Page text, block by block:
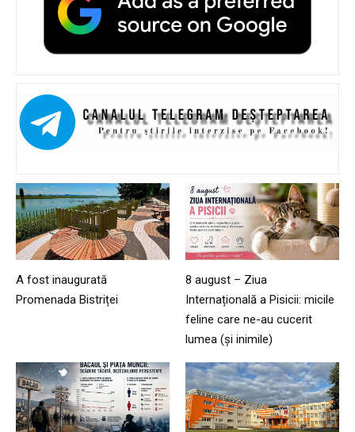
A fost inaugurată
Promenada Bistriței
8 august – Ziua
Internațională a Pisicii: micile
feline care ne-au cucerit
lumea (și inimile)